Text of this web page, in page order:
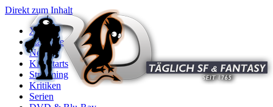
Direkt zum Inhalt
X
Startseite
News
Kinostarts
Streaming
Kritiken
Serien